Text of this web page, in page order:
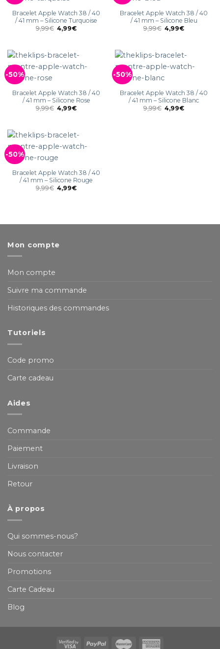
Bracelet Apple Watch 38 / 40
/ 41 mm – Silicone Turquoise
9,99€ 4,99€
Bracelet Apple Watch 38 / 40
/ 41 mm – Silicone Bleu
9,99€ 4,99€
-50%
Bracelet Apple Watch 38 / 40
/ 41 mm – Silicone Rose
9,99€ 4,99€
-50%
Bracelet Apple Watch 38 / 40
/ 41 mm – Silicone Blanc
9,99€ 4,99€
-50%
Bracelet Apple Watch 38 / 40
/ 41 mm – Silicone Rouge
9,99€ 4,99€
Mon compte
Mon compte
Suivre ma commande
Historiques des commandes
Tutoriels
Code promo
Carte cadeau
Aides
Commande
Paiement
Livraison
Retour
À propos
Qui sommes-nous?
Nous contacter
Promotions
Carte Cadeau
Blog